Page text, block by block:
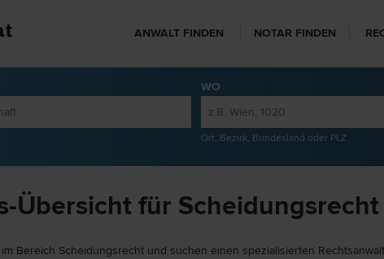
ANWALT FINDEN NOTAR FINDEN
WO
Ort, Bezirk, Bundesland oder PLZ
Übersicht für
Bereich Scheidungsrecht und suchen einen spezialisierten